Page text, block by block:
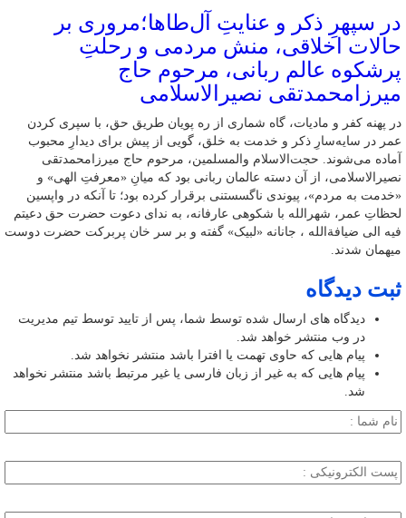
در سپهرِ ذکر و عنایتِ آل‌طاها؛مروری بر
حالات اخلاقی، منش مردمی و رحلتِ
پرشکوه عالم ربانی، مرحوم حاج
میرزامحمدتقی نصیرالاسلامی
در پهنه کفر و مادیات، گاه شماری از ره پویان طریق حق، با سپری کردن
عمر در سایه‌سارِ ذکر و خدمت به خلق، گویی از پیش برای دیدارِ محبوب
آماده می‌شوند. حجت‌الاسلام والمسلمین، مرحوم حاج میرزامحمدتقی
نصیرالاسلامی، از آن دسته عالمان ربانی بود که میانِ «معرفتِ الهی» و
«خدمت به مردم»، پیوندی ناگسستنی برقرار کرده بود؛ تا آنکه در واپسین
لحظاتِ عمر، شهرالله با شکوهی عارفانه، به ندای دعوت حضرت حق دعیتم
فیه الی ضیافةالله ، جانانه «لبیک» گفته و بر سر خان پربرکت حضرت دوست
میهمان شدند.
ثبت دیدگاه
دیدگاه های ارسال شده توسط شما، پس از تایید توسط تیم مدیریت
در وب منتشر خواهد شد.
پیام هایی که حاوی تهمت یا افترا باشد منتشر نخواهد شد.
پیام هایی که به غیر از زبان فارسی یا غیر مرتبط باشد منتشر نخواهد
شد.